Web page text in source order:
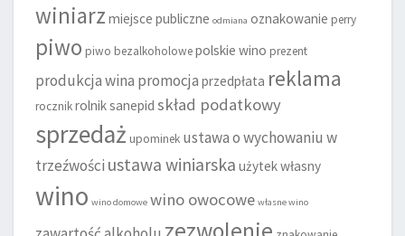
winiarz miejsce publiczne odmiana oznakowanie perry
piwo piwo bezalkoholowepolskie wino prezent
produkcja wina promocja przedpłata reklama
rocznikrolniksanepid skład podatkowy
sprzedaż upominek ustawa o wychowaniu w
trzeźwości ustawa winiarska użytek własny
wino wino domowe wino owocowe własne wino